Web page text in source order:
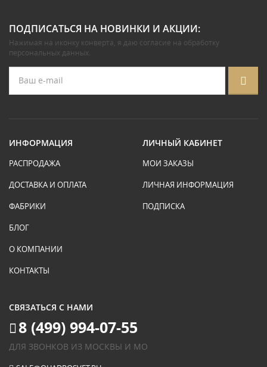
ПОДПИСАТЬСЯ НА НОВИНКИ И АКЦИИ:
Нажимая на иконку конверта, я даю согласие на обработку
персональных данных.
ИНФОРМАЦИЯ
РАСПРОДАЖА
ДОСТАВКА И ОПЛАТА
ФАБРИКИ
БЛОГ
О КОМПАНИИ
КОНТАКТЫ
ЛИЧНЫЙ КАБИНЕТ
МОИ ЗАКАЗЫ
ЛИЧНАЯ ИНФОРМАЦИЯ
ПОДПИСКА
СВЯЗАТЬСЯ С НАМИ
8 (499) 994-07-55
ДЛЯ ЗВОНКОВ ИЗ МОСКВЫ И МО